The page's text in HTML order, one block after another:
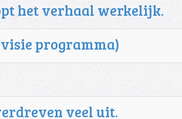
het verhaal werkelijk.
programma)
veel uit.